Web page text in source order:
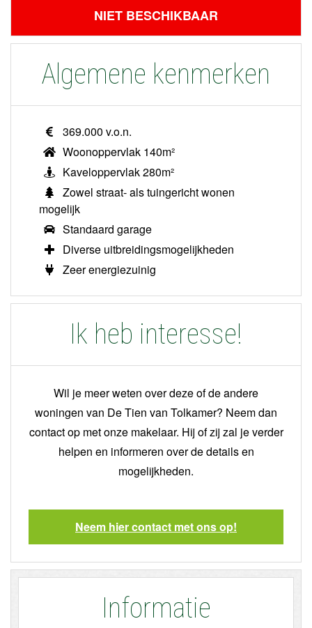
NIET BESCHIKBAAR
Algemene kenmerken
369.000 v.o.n.
Woonoppervlak 140m²
Kaveloppervlak 280m²
Zowel straat- als tuingericht wonen
mogelijk
Standaard garage
Diverse uitbreidingsmogelijkheden
Zeer energiezuinig
Ik heb interesse!
Wil je meer weten over deze of de andere
woningen van De Tien van Tolkamer? Neem dan
contact op met onze makelaar. Hij of zij zal je verder
helpen en informeren over de details en
mogelijkheden.
Neem hier contact met ons op!
Informatie